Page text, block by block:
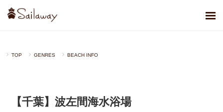
TOP GENRES BEACH INFO
【千葉】波左間海水浴場